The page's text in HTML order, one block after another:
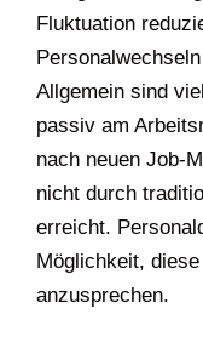
Fluktuation
Allgemein sind
passiv am
nach neuen Job-
nicht durch
erreicht.
Möglichkeit,
anzusprechen.